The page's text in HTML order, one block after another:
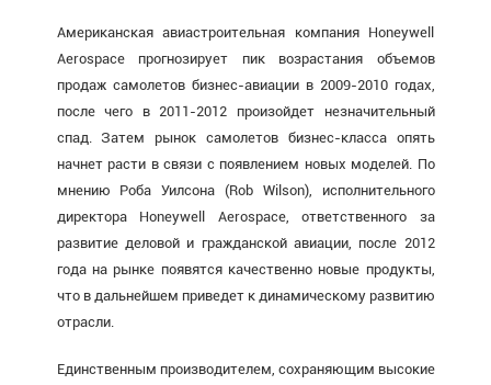
Американская авиастроительная компания Honeywell
Aerospace прогнозирует пик возрастания объемов
продаж самолетов бизнес-авиации в 2009-2010 годах,
после чего в 2011-2012 произойдет незначительный
спад. Затем рынок самолетов бизнес-класса опять
начнет расти в связи с появлением новых моделей. По
мнению Роба Уилсона (Rob Wilson), исполнительного
директора Honeywell Aerospace, ответственного за
развитие деловой и гражданской авиации, после 2012
года на рынке появятся качественно новые продукты,
что в дальнейшем приведет к динамическому развитию
отрасли.
Единственным производителем, сохраняющим высокие